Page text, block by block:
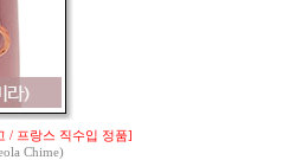
/ 프랑스 직수입 정품]
Chime)